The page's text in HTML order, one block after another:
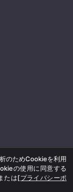
のためCookieを利用
の使用に同意する
たは[プライバシーポ